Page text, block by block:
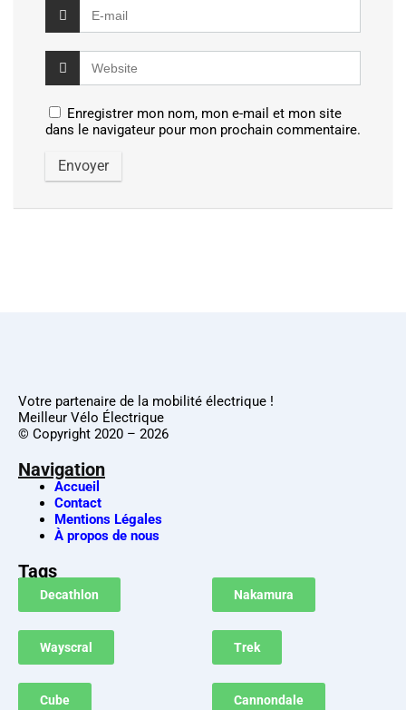
Enregistrer mon nom, mon e-mail et mon site
dans le navigateur pour mon prochain commentaire.
Votre partenaire de la mobilité électrique !
Meilleur Vélo Électrique
© Copyright 2020 – 2026
Navigation
Accueil
Contact
Mentions Légales
À propos de nous
Tags
Decathlon Nakamura
Wayscral Trek
Cube Cannondale